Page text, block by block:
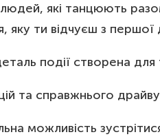
людей, які танцюють
яку ти відчуєш з
події створена
та справжнього драйву
можливість